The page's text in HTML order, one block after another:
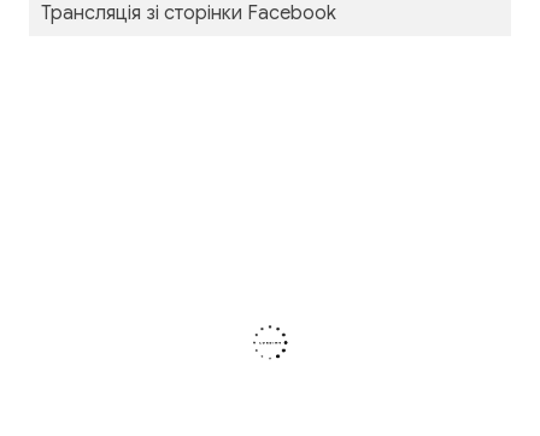
Трансляція зі сторінки Facebook